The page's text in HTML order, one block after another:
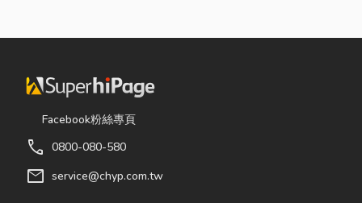
Facebook粉絲專頁
call 0800-080-580
mail service@chyp.com.tw